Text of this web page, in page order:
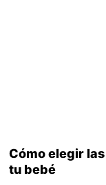
Cómo elegir
tu bebé